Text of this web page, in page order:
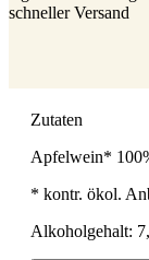
schneller Versand
Zutaten
Apfelwein*
* kontr. ökol.
Alkoholgehalt: